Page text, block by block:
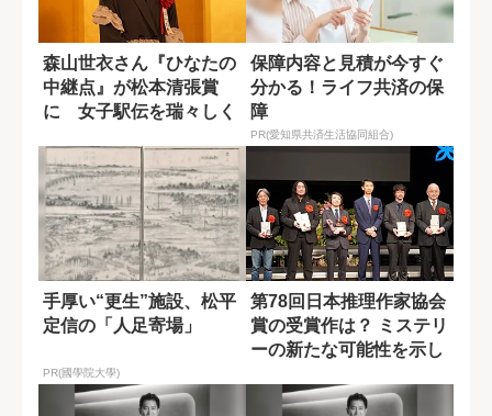
森山世衣さん『ひなたの
中継点』が松本清張賞
に 女子駅伝を瑞々しく
保障内容と見積が今すぐ
分かる！ライフ共済の保
障
PR(愛知県共済生活協同組合)
手厚い“更生”施設、松平
定信の「人足寄場」
PR(國學院大學)
第78回日本推理作家協会
賞の受賞作は？ ミステリ
ーの新たな可能性を示し